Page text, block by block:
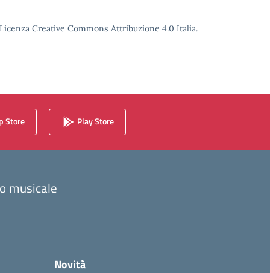
Creative Commons Attribuzione 4.0 Italia.
Store Play Store
musicale
Novità